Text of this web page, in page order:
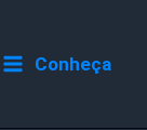
Conheça